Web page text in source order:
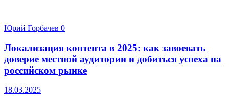
Юрий Горбачев 0
Локализация контента в 2025: как завоевать
доверие местной аудитории и добиться успеха на
российском рынке
18.03.2025